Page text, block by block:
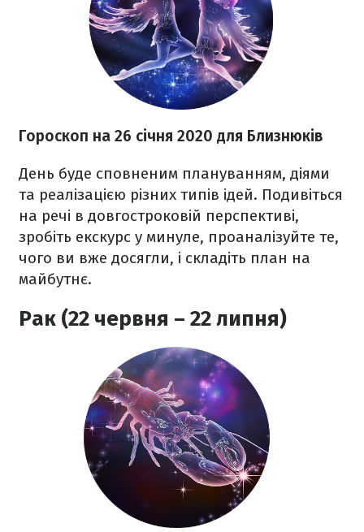
Гороскоп на 26 січня 2020 для Близнюків
День буде сповненим плануванням, діями
та реалізацією різних типів ідей. Подивіться
на речі в довгостроковій перспективі,
зробіть екскурс у минуле, проаналізуйте те,
чого ви вже досягли, і складіть план на
майбутнє.
Рак (22 червня – 22 липня)